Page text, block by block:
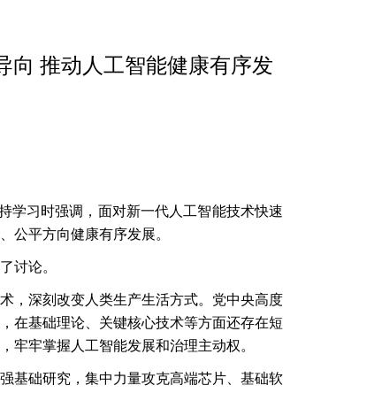
向 推动人工智能健康有序发
学习时强调，面对新一代人工智能技术快速
公平方向健康有序发展。
讨论。
，深刻改变人类生产生活方式。党中央高度
在基础理论、关键核心技术等方面还存在短
牢牢掌握人工智能发展和治理主动权。
基础研究，集中力量攻克高端芯片、基础软